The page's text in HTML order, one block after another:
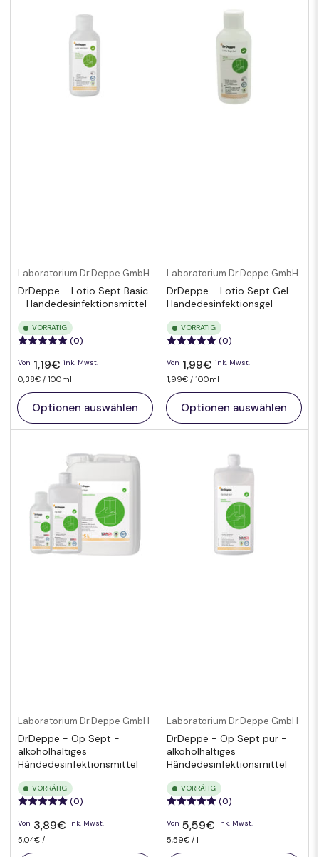
Laboratorium Dr.Deppe GmbH
DrDeppe - Lotio Sept Basic
- Händedesinfektionsmittel
VORRÄTIG
(0)
Normaler
Preis
Von 1,19€ ink. Mwst.
Preis
pro
Einheit
0,38€ / pro
100ml
Optionen auswählen
Laboratorium Dr.Deppe GmbH
DrDeppe - Lotio Sept Gel -
Händedesinfektionsgel
VORRÄTIG
(0)
Normaler
Preis
Von 1,99€ ink. Mwst.
Preis
pro
Einheit
1,99€ / pro
100ml
Optionen auswählen
Laboratorium Dr.Deppe GmbH
DrDeppe - Op Sept -
alkoholhaltiges
Händedesinfektionsmittel
VORRÄTIG
(0)
Normaler
Preis
Von 3,89€ ink. Mwst.
Preis
pro
5,04€ / pro
l
Laboratorium Dr.Deppe GmbH
DrDeppe - Op Sept pur -
alkoholhaltiges
Händedesinfektionsmittel
VORRÄTIG
(0)
Normaler
Preis
Von 5,59€ ink. Mwst.
Preis
pro
5,59€ / pro
l